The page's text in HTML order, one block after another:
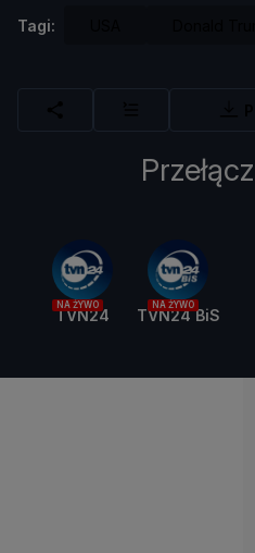
Tagi:
NA ŻYWO
TVN24
NA ŻYWO
TVN24 BiS